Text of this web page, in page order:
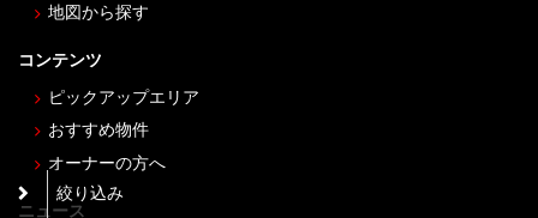
絞り込み
地図から探す
コンテンツ
ピックアップエリア
おすすめ物件
オーナーの方へ
ニュース